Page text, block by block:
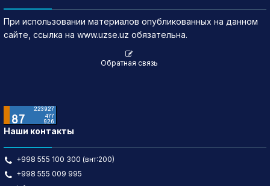
При использовании материалов опубликованных на данном
сайте, ссылка на www.uzse.uz обязательна.
Обратная связь
Наши контакты
+998 555 100 300 (внт:200)
+998 555 009 995